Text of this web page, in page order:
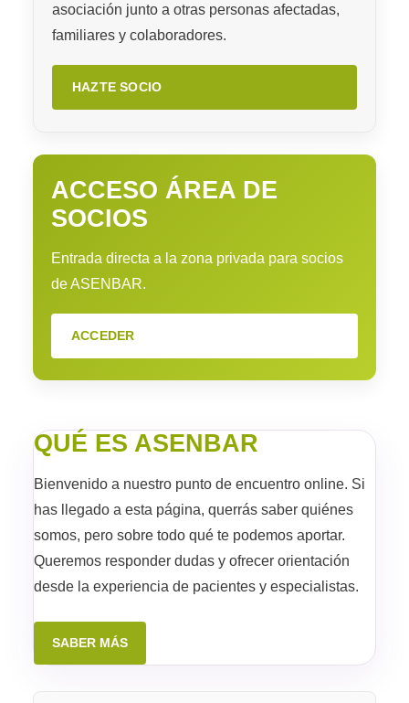
asociación junto a otras personas afectadas,
familiares y colaboradores.
HAZTE SOCIO
ACCESO ÁREA DE
SOCIOS
Entrada directa a la zona privada para socios
de ASENBAR.
ACCEDER
QUÉ ES ASENBAR
Bienvenido a nuestro punto de encuentro online. Si
has llegado a esta página, querrás saber quiénes
somos, pero sobre todo qué te podemos aportar.
Queremos responder dudas y ofrecer orientación
desde la experiencia de pacientes y especialistas.
SABER MÁS